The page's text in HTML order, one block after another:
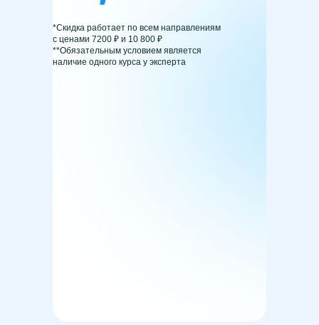
Различные задачи на совместную
Проценты
*Скидка работает по всем направлениям
с ценами 7200 ₽ и 10 800 ₽
**Обязательным условием является
наличие одного курса у эксперта